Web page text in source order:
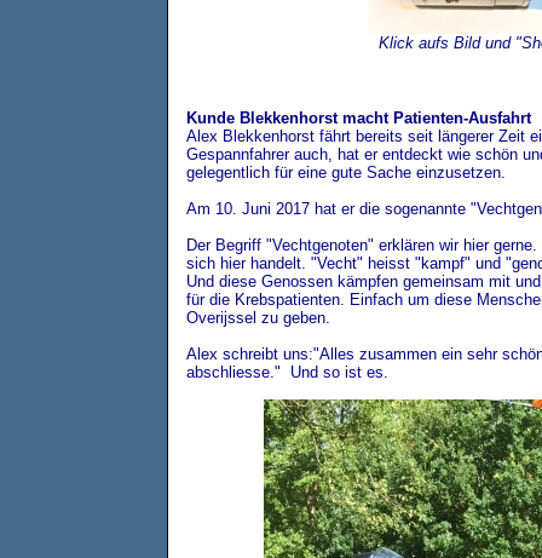
Klick aufs Bild und
Kunde Blekkenhorst macht Patienten-Ausfahrt
Alex Blekkenhorst fährt bereits seit längerer Zeit
Gespannfahrer auch, hat er entdeckt wie schön
gelegentlich für eine gute Sache einzusetzen.
Am 10. Juni 2017 hat er die sogenannte
Der Begriff "Vechtgenoten" erklären wir hier
sich hier handelt. "Vecht" heisst "kampf" und
Und diese Genossen kämpfen gemeinsam mit
für die Krebspatienten. Einfach um diese
Overijssel zu geben.
Alex schreibt uns:"Alles zusammen ein sehr
abschliesse." Und so ist es.